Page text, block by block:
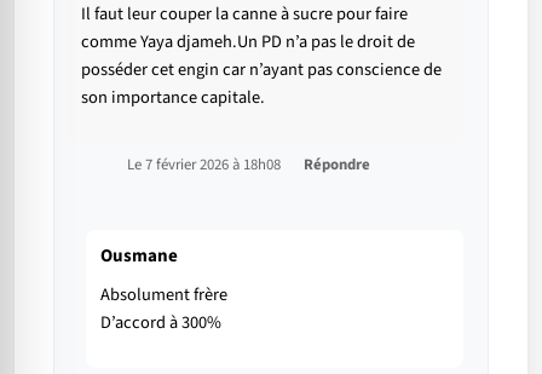
Il faut leur couper la canne à sucre pour faire
comme Yaya djameh.Un PD n’a pas le droit de
posséder cet engin car n’ayant pas conscience de
son importance capitale.
Le 7 février 2026 à 18h08 Répondre
Ousmane
Absolument frère
D’accord à 300%